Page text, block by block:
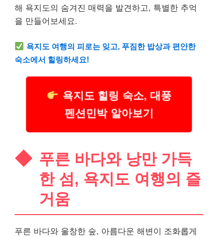
해 욕지도의 숨겨진 매력을 발견하고, 특별한 추억
을 만들어보세요.
욕지도 여행의 피로는 잊고, 푸짐한 밥상과 편안한
숙소에서 힐링하세요!
욕지도 힐링 숙소, 대풍
펜션민박 알아보기
푸른 바다와 낭만 가득
한 섬, 욕지도 여행의 즐
거움
푸른 바다와 울창한 숲, 아름다운 해변이 조화롭게